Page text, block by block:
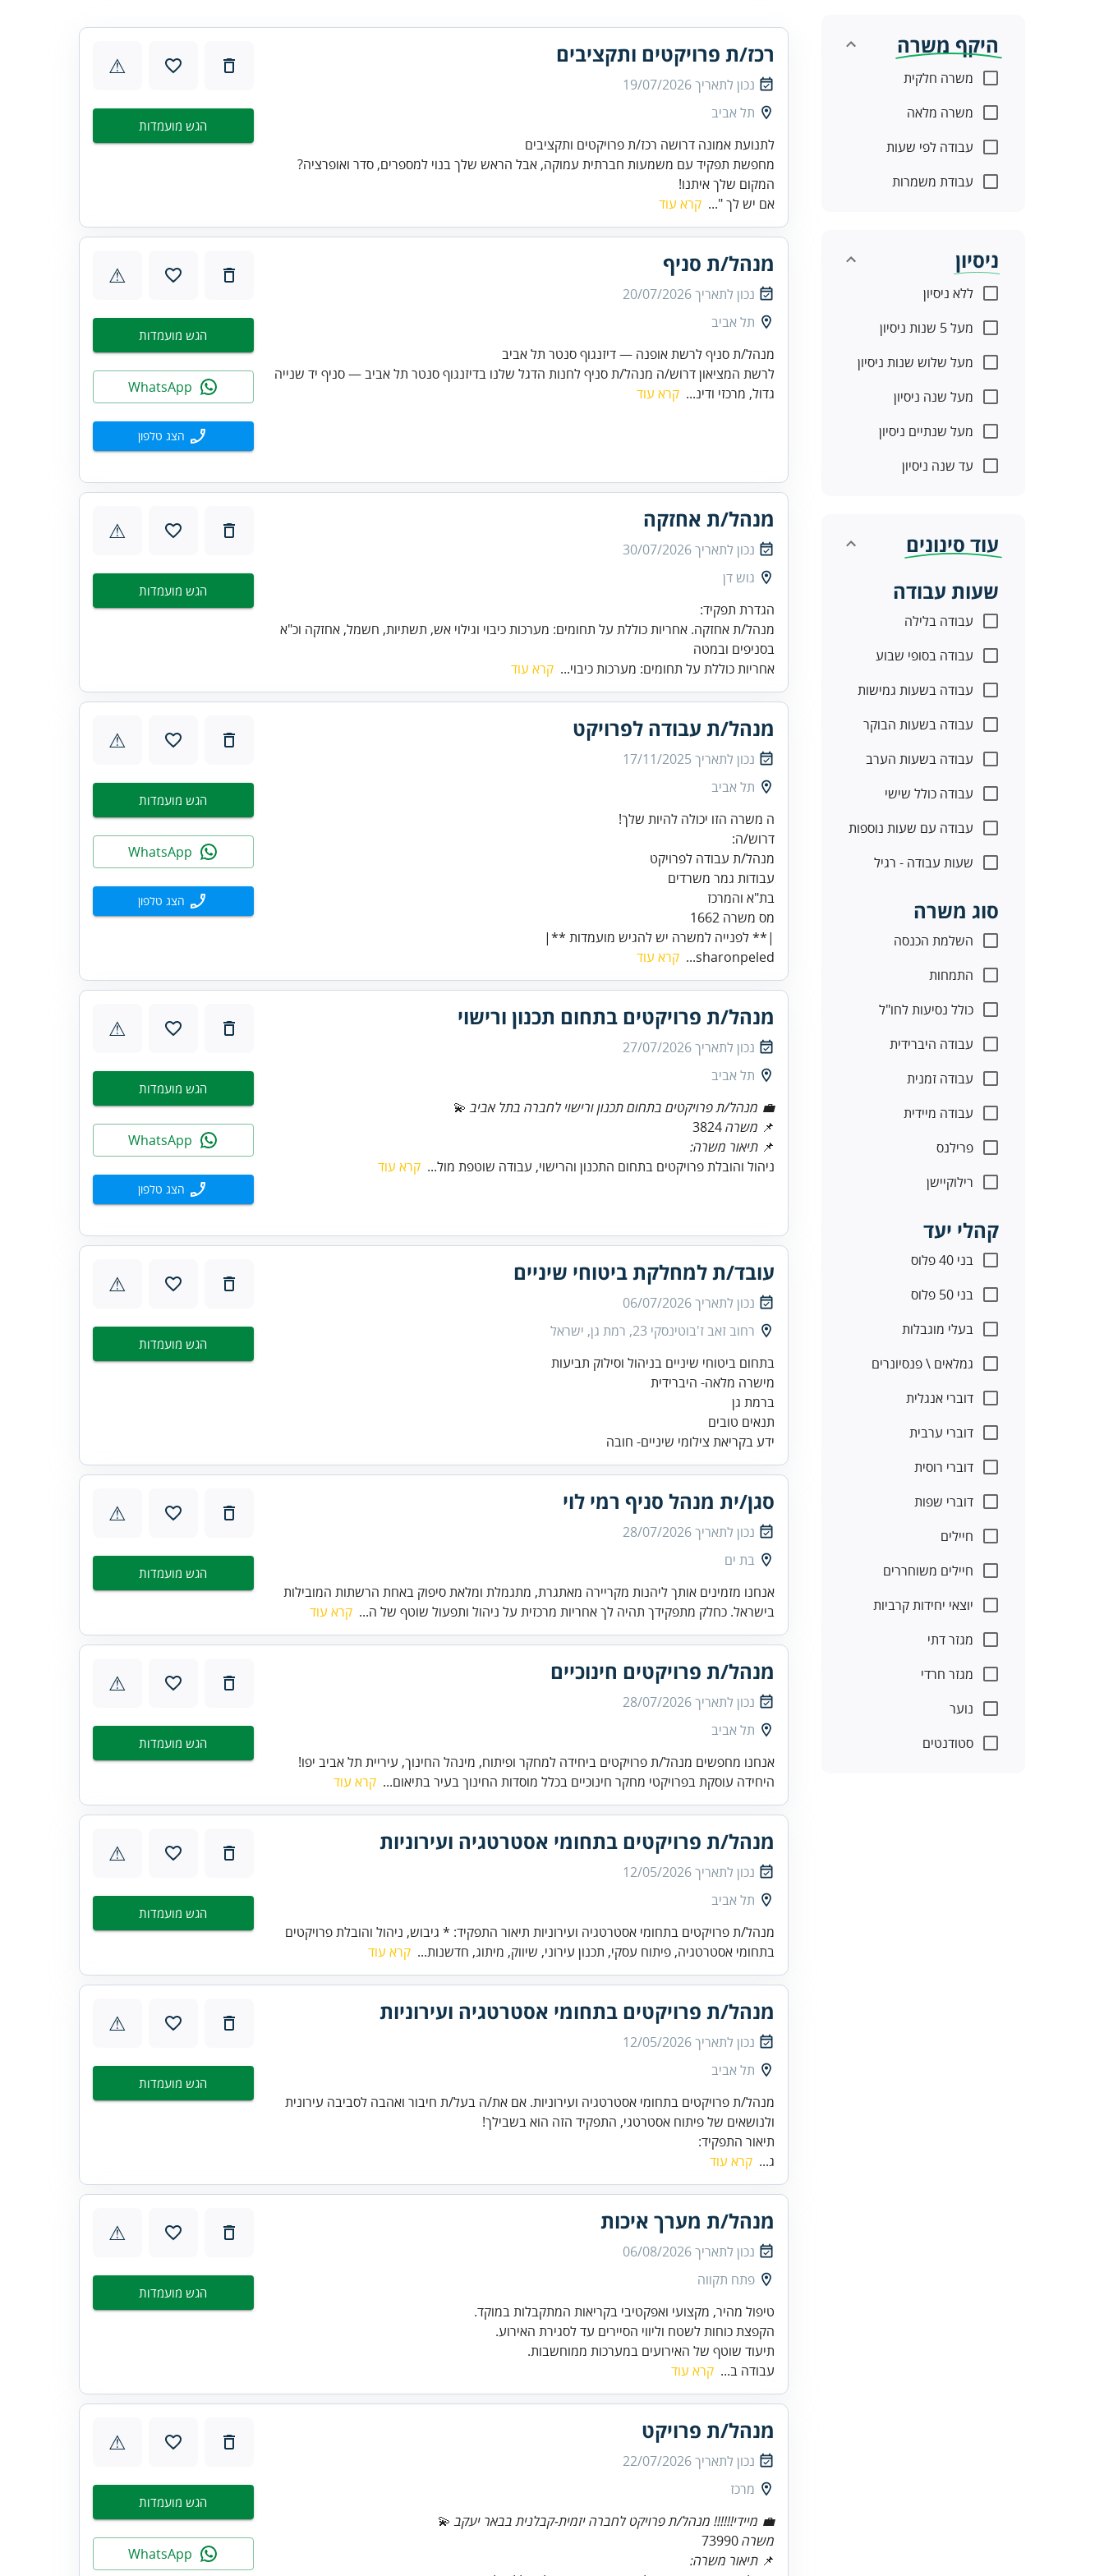
היקף משרה
משרה חלקית
משרה מלאה
עבודה לפי שעות
עבודת משמרות
ניסיון
ללא ניסיון
מעל 5 שנות ניסיון
מעל שלוש שנות ניסיון
מעל שנה ניסיון
מעל שנתיים ניסיון
עד שנה ניסיון
עוד סינונים
שעות עבודה
עבודה בלילה
עבודה בסופי שבוע
עבודה בשעות גמישות
עבודה בשעות הבוקר
עבודה בשעות הערב
עבודה כולל שישי
עבודה עם שעות נוספות
שעות עבודה - רגיל
סוג משרה
השלמת הכנסה
התמחות
כולל נסיעות לחו"ל
עבודה היברידית
עבודה זמנית
עבודה מיידית
פרילנס
רילוקיישן
קהלי יעד
בני 40 פלוס
בני 50 פלוס
בעלי מוגבלות
גמלאים \ פנסיונרים
דוברי אנגלית
דוברי ערבית
דוברי רוסית
דוברי שפות
חיילים
חיילים משוחררים
יוצאי יחידות קרביות
מגזר דתי
מגזר חרדי
נוער
סטודנטים
רכז/ת פרויקטים ותקציבים
נכון לתאריך19/07/2026
תל אביב
לתנועת אמונה דרושה רכז/ת פרויקטים ותקציבים
מחפשת תפקיד עם משמעות חברתית עמוקה, אבל הראש שלך בנוי למספרים, סדר ואופרציה?
המקום שלך איתנו!
אם יש לך "... קרא עוד
⚠
הגש מועמדות
מנהל/ת סניף
נכון לתאריך20/07/2026
תל אביב
מנהל/ת סניף לרשת אופנה — דיזנגוף סנטר תל אביב
לרשת המציאון דרוש/ה מנהל/ת סניף לחנות הדגל שלנו בדיזנגוף סנטר תל אביב — סניף יד שנייה
גדול, מרכזי ודינ... קרא עוד
⚠
הגש מועמדות
הצג טלפון
מנהל/ת אחזקה
נכון לתאריך30/07/2026
גוש דן
בסניפים ובמטה
אחריות כוללת על תחומים: מערכות כיבוי... קרא עוד
⚠
הגש מועמדות
מנהל/ת עבודה לפרויקט
נכון לתאריך17/11/2025
תל אביב
בת"א והמרכז
|** לפנייה למשרה יש להגיש מועמדות **|
sharonpeled...
קרא עוד
⚠
הגש מועמדות
הצג טלפון
מנהל/ת פרויקטים בתחום תכנון ורישוי
נכון לתאריך27/07/2026
תל אביב
💼 מנהל/ת פרויקטים בתחום תכנון ורישוי לחברה בתל אביב
📌 משרה
📌 תיאור משרה:
ניהול והובלת פרויקטים בתחום התכנון והרישוי, עבודה שוטפת מול... קרא עוד
⚠
הגש מועמדות
הצג טלפון
עובד/ת למחלקת ביטוחי שיניים
נכון לתאריך06/07/2026
רחוב זאב ז'בוטינסקי 23, רמת גן, ישראל
ידע בקריאת צילומי שיניים- חובה
⚠
הגש מועמדות
סגן/ית מנהל סניף רמי לוי
נכון לתאריך28/07/2026
בת ים
אנחנו מזמינים אותך ליהנות מקריירה מאתגרת, מתגמלת ומלאת סיפוק באחת הרשתות המובילות
בישראל. כחלק מתפקידך תהיה לך אחריות מרכזית על ניהול ותפעול שוטף של ה... קרא עוד
⚠
הגש מועמדות
מנהל/ת פרויקטים חינוכיים
נכון לתאריך28/07/2026
תל אביב
אנחנו מחפשים מנהל/ת פרויקטים ביחידה למחקר ופיתוח, מינהל החינוך, עיריית תל אביב יפו!
היחידה עוסקת בפרויקטי מחקר חינוכיים בכלל מוסדות החינוך בעיר בתיאום... קרא עוד
⚠
הגש מועמדות
מנהל/ת פרויקטים בתחומי אסטרטגיה ועירוניות
נכון לתאריך12/05/2026
תל אביב
מנהל/ת פרויקטים בתחומי אסטרטגיה ועירוניות תיאור התפקיד: * גיבוש, ניהול והובלת פרויקטים
בתחומי אסטרטגיה, פיתוח עסקי, תכנון עירוני, שיווק, מיתוג, חדשנות... קרא עוד
⚠
הגש מועמדות
מנהל/ת פרויקטים בתחומי אסטרטגיה ועירוניות
נכון לתאריך12/05/2026
תל אביב
מנהל/ת פרויקטים בתחומי אסטרטגיה ועירוניות. אם את/ה בעל/ת חיבור ואהבה לסביבה עירונית
ולנושאים של פיתוח אסטרטגי, התפקיד הזה הוא בשבילך!
תיאור התפקיד:
ג... קרא עוד
⚠
הגש מועמדות
מנהל/ת מערך איכות
נכון לתאריך06/08/2026
פתח תקווה
תיעוד שוטף של האירועים במערכות ממוחשבות.
עבודה ב... קרא עוד
⚠
הגש מועמדות
מנהל/ת פרויקט
נכון לתאריך22/07/2026
מרכז
💼 מיידי!!!!!! מנהל/ת פרויקט לחברה יזמית-קבלנית בבאר יעקב💫
משרה
📌 תיאור משרה:
⚠
הגש מועמדות